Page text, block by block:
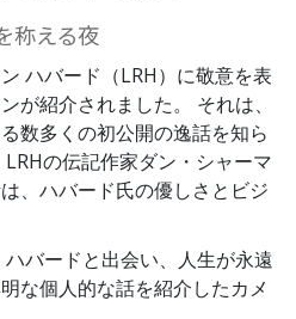
称える夜
ハバード（LRH）に敬意を表
が紹介されました。 それは、
数多くの初公開の逸話を知ら
の伝記作家ダン・シャーマ
、ハバード氏の優しさとビジ
バードと出会い、人生が永遠
な個人的な話を紹介したカメ